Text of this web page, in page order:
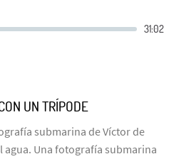
UN TRÍPODE
submarina de Víctor de
Una fotografía submarina